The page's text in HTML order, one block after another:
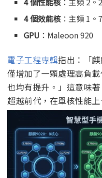
4 個效能核 ：主頻 1。
GPU ：Maleoon 920
電子工程專輯指出：「
僅增加了一顆處理高負
也均有提升。」這意味
超越前代，在單核性能